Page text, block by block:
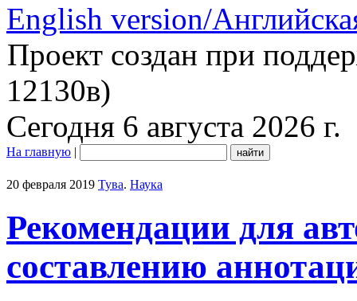
English version/
Проект создан при
12130в)
Сегодня 6 августа 2026 г.
На главную |
20 февраля 2019 Тува. Наука
Рекомендации для
составлению